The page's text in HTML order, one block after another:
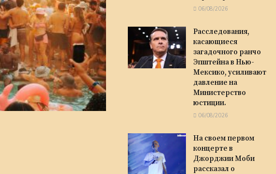
06/08/2026
Расследования,
касающиеся
загадочного ранчо
Эпштейна в Нью-
Мексико, усиливают
давление на
Министерство
юстиции.
06/08/2026
На своем первом
концерте в
Джорджии Моби
рассказал о